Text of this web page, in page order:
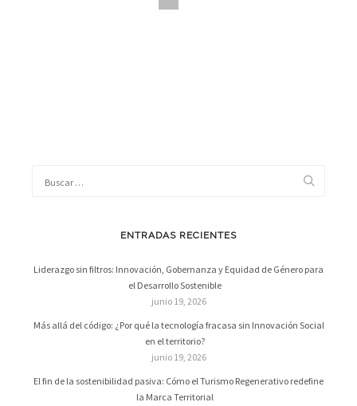
ENTRADAS RECIENTES
Liderazgo sin filtros: Innovación, Gobernanza y Equidad de Género para
el Desarrollo Sostenible
junio 19, 2026
Más allá del código: ¿Por qué la tecnología fracasa sin Innovación Social
en el territorio?
junio 19, 2026
El fin de la sostenibilidad pasiva: Cómo el Turismo Regenerativo redefine
la Marca Territorial